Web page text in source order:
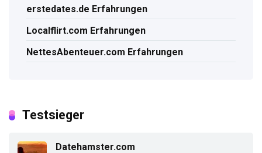
erstedates.de Erfahrungen
Localflirt.com Erfahrungen
NettesAbenteuer.com Erfahrungen
Testsieger
Datehamster.com